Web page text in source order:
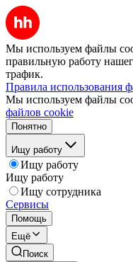
Мы используем файлы
правильную работу
трафик.
Правила использования
Мы используем файлы
файлов cookie
Понятно
Ищу работу
Ищу работу
Ищу работу
Ищу сотрудника
Сервисы
Помощь
Ещё
Поиск